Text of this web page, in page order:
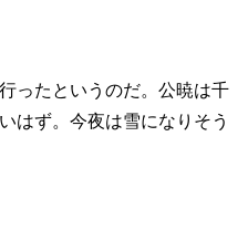
ったというのだ。公暁は千
はず。今夜は雪になりそう